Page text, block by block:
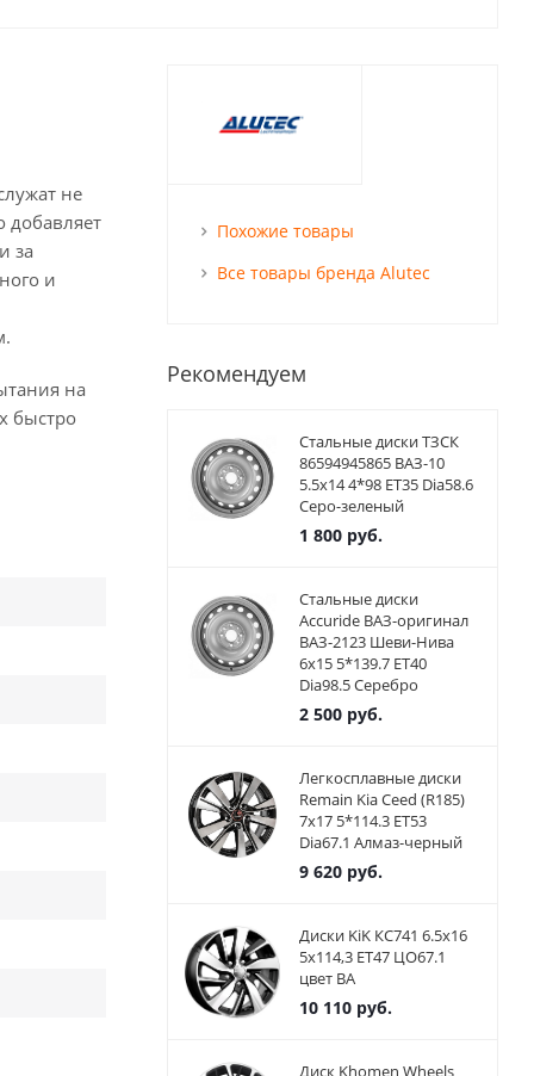
не
добавляет
за
и
на
быстро
Похожие товары
Все товары бренда Alutec
Рекомендуем
Стальные диски ТЗСК
86594945865 ВАЗ-10
5.5x14 4*98 ET35 Dia58.6
Серо-зеленый
1 800руб.
Стальные диски
Accuride ВАЗ-оригинал
ВАЗ-2123 Шеви-Нива
6x15 5*139.7 ET40
Dia98.5 Серебро
2 500руб.
Легкосплавные диски
Remain Kia Ceed (R185)
7x17 5*114.3 ET53
Dia67.1 Алмаз-черный
9 620руб.
Диски KiK КС741 6.5x16
5x114,3 ET47 ЦО67.1
цвет BA
10 110руб.
Диск Khomen Wheels